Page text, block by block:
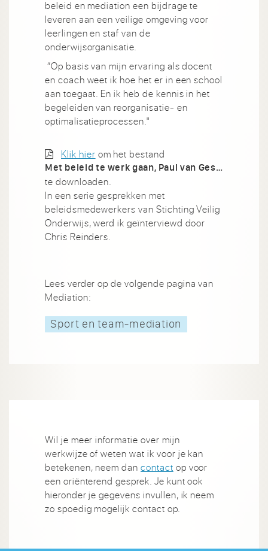
beleid en mediation een bijdrage te
leveren aan een veilige omgeving voor
leerlingen en staf van de
onderwijsorganisatie.
“Op basis van mijn ervaring als docent
en coach weet ik hoe het er in een school
aan toegaat. En ik heb de kennis in het
begeleiden van reorganisatie- en
optimalisatieprocessen."
Klik hier om het bestand
Met beleid te werk gaan, Paul van Gestel.pdf
te downloaden.
In een serie gesprekken met
beleidsmedewerkers van Stichting Veilig
Onderwijs, werd ik geïnterviewd door
Chris Reinders.
Lees verder op de volgende pagina van
Mediation:
Sport en team‑mediation
Wil je meer informatie over mijn
werkwijze of weten wat ik voor je kan
betekenen, neem dancontact op voor
een oriënterend gesprek. Je kunt ook
hieronder je gegevens invullen, ik neem
zo spoedig mogelijk contact op.